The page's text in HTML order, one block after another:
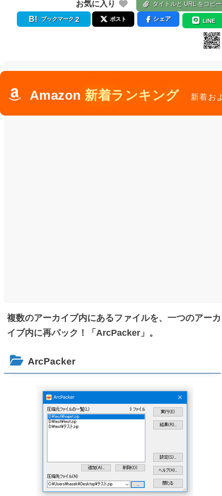
お気に入り タイトルと URL をコピー
ブックマーク 2 ポスト シェア LINE
Amazon 新着ランキング 新着お
複数のアーカイブ内にあるファイルを、一つのアーカ
イブ内に再パック！「ArcPacker」。
ArcPacker